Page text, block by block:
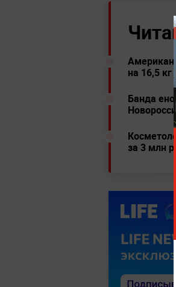
на 16,5 кг
Банда
за 3 млн